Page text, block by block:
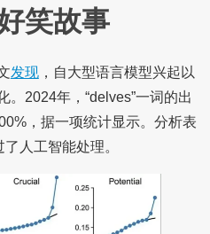
笑故事
发现，自大型语言模型兴起以
。2024年，“delves”一词的出
，据一项统计显示。分析表
人工智能处理。